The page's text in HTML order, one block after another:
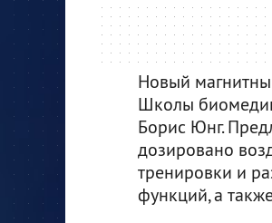
Новый
Школы
Борис Юнг.
дозировано
тренировки и
функций, а